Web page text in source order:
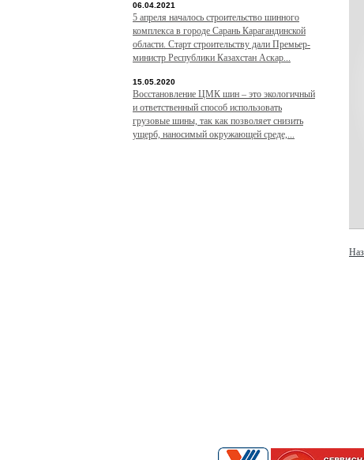
06.04.2021
5 апреля началось строительство шинного
комплекса в городе Сарань Карагандинской
области. Старт строительству дали Премьер-
министр Республики Казахстан Аскар...
15.05.2020
Восстановление ЦМК шин – это экологичный
и ответственный способ использовать
грузовые шины, так как позволяет снизить
ущерб, наносимый окружающей среде,...